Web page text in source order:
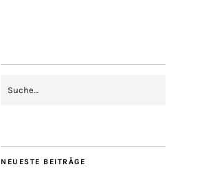
NEUESTE BEITRÄGE